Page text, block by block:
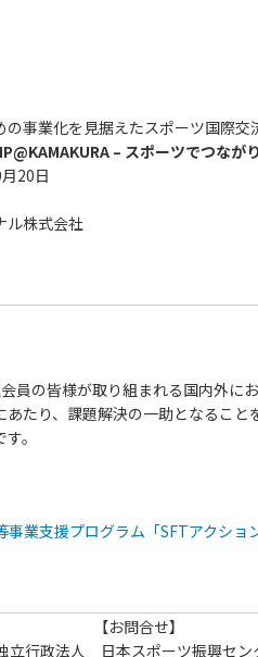
の事業化を見据えたスポーツ国際交
– スポーツでつなが
20日
株式会社
員の皆様が取り組まれる国内外に
あたり、 課題解決の一助となる こと
す。
業支援プログラム「SFTアクショ
【お問合せ】
立行政法人 日本スポーツ振興セン